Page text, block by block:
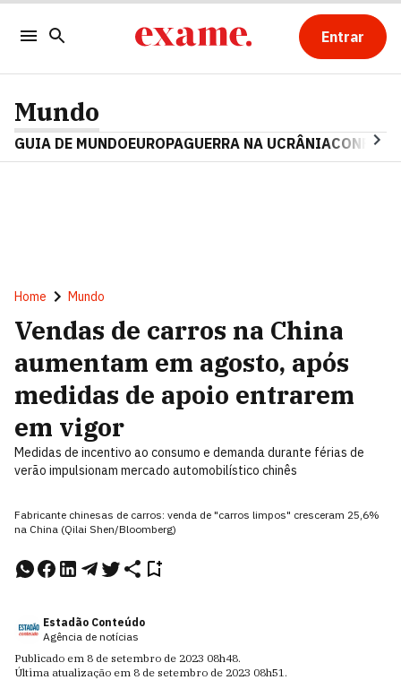
Entrar
Mundo
GUIA DE MUNDOEUROPAGUERRA NA UCRÂNIA
Home Mundo
Vendas de carros na China
aumentam em agosto, após
medidas de apoio entrarem
em vigor
Medidas de incentivo ao consumo e demanda durante férias de
verão impulsionam mercado automobilístico chinês
Fabricante chinesas de carros: venda de "carros limpos" cresceram 25,6%
na China (Qilai Shen/Bloomberg)
Estadão Conteúdo
Agência de notícias
Publicado em 8 de setembro de 2023 08h48.
Última atualização em 8 de setembro de 2023 08h51.